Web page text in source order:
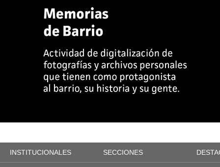
INSTITUCIONALES SECCIONES